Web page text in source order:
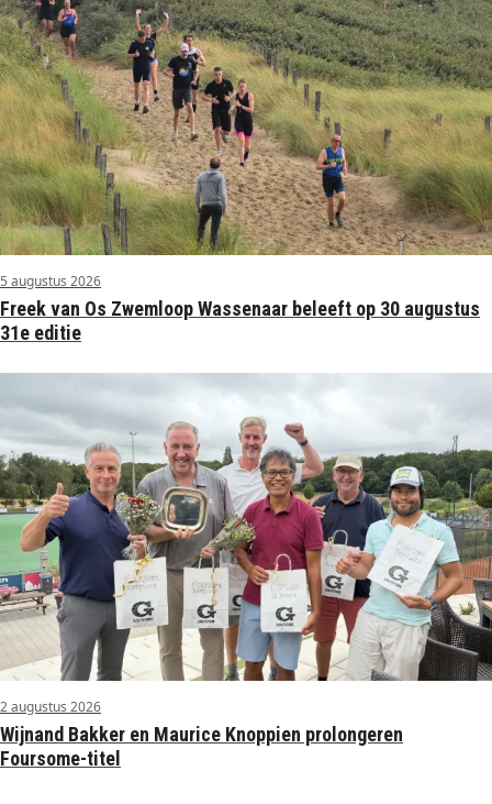
5 augustus 2026
Freek van Os Zwemloop Wassenaar beleeft op 30 augustus
31e editie
2 augustus 2026
Wijnand Bakker en Maurice Knoppien prolongeren
Foursome-titel